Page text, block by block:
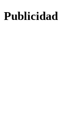
Publicidad